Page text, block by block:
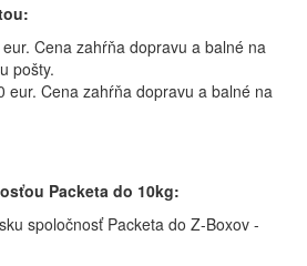
Cena zahŕňa dopravu a balné na
pošty.
eur. Cena zahŕňa dopravu a balné na
Packeta do 10kg:
spoločnosť Packeta do Z-Boxov -